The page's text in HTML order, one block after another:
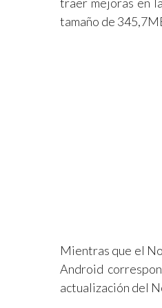
tamaño de
Mientras que el
Android
actualización del